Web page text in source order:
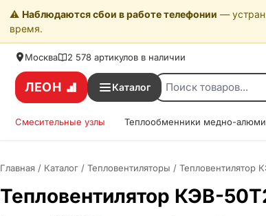
⚠️ Наблюдаются сбои в работе телефонии —
время.
Москва 2 578 артикулов в наличии
ЛЕОН Каталог
Смесительные узлы Теплообменники медно-
Главная / Каталог / Тепловентиляторы / Тепловентилятор
Тепловентилятор КЭВ-